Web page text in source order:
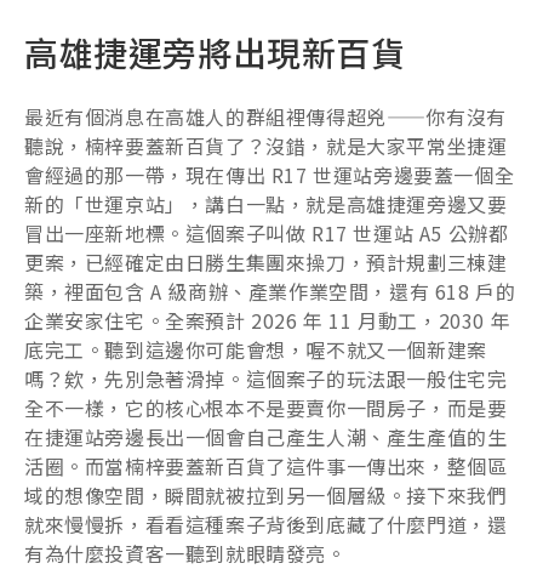
高雄捷運旁將出現新百貨
最近有個消息在高雄人的群組裡傳得超兇——你有沒有
聽說，楠梓要蓋新百貨了？沒錯，就是大家平常坐捷運
會經過的那一帶，現在傳出 R17 世運站旁邊要蓋一個全
新的「世運京站」，講白一點，就是高雄捷運旁邊又要
冒出一座新地標。這個案子叫做 R17 世運站 A5 公辦都
更案，已經確定由日勝生集團來操刀，預計規劃三棟建
築，裡面包含 A 級商辦、產業作業空間，還有 618 戶的
企業安家住宅。全案預計 2026 年 11 月動工，2030 年
底完工。聽到這邊你可能會想，喔不就又一個新建案
嗎？欸，先別急著滑掉。這個案子的玩法跟一般住宅完
全不一樣，它的核心根本不是要賣你一間房子，而是要
在捷運站旁邊長出一個會自己產生人潮、產生產值的生
活圈。而當楠梓要蓋新百貨了這件事一傳出來，整個區
域的想像空間，瞬間就被拉到另一個層級。接下來我們
就來慢慢拆，看看這種案子背後到底藏了什麼門道，還
有為什麼投資客一聽到就眼睛發亮。